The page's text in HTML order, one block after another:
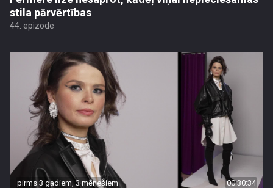
stila pārvērtības
44. epizode
pirms 3 gadiem, 3 mēnešiem 00:30:34